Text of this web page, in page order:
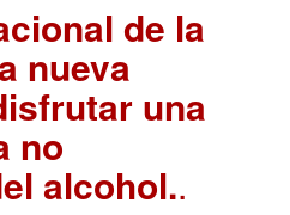
de la
nueva
una
no
alcohol..